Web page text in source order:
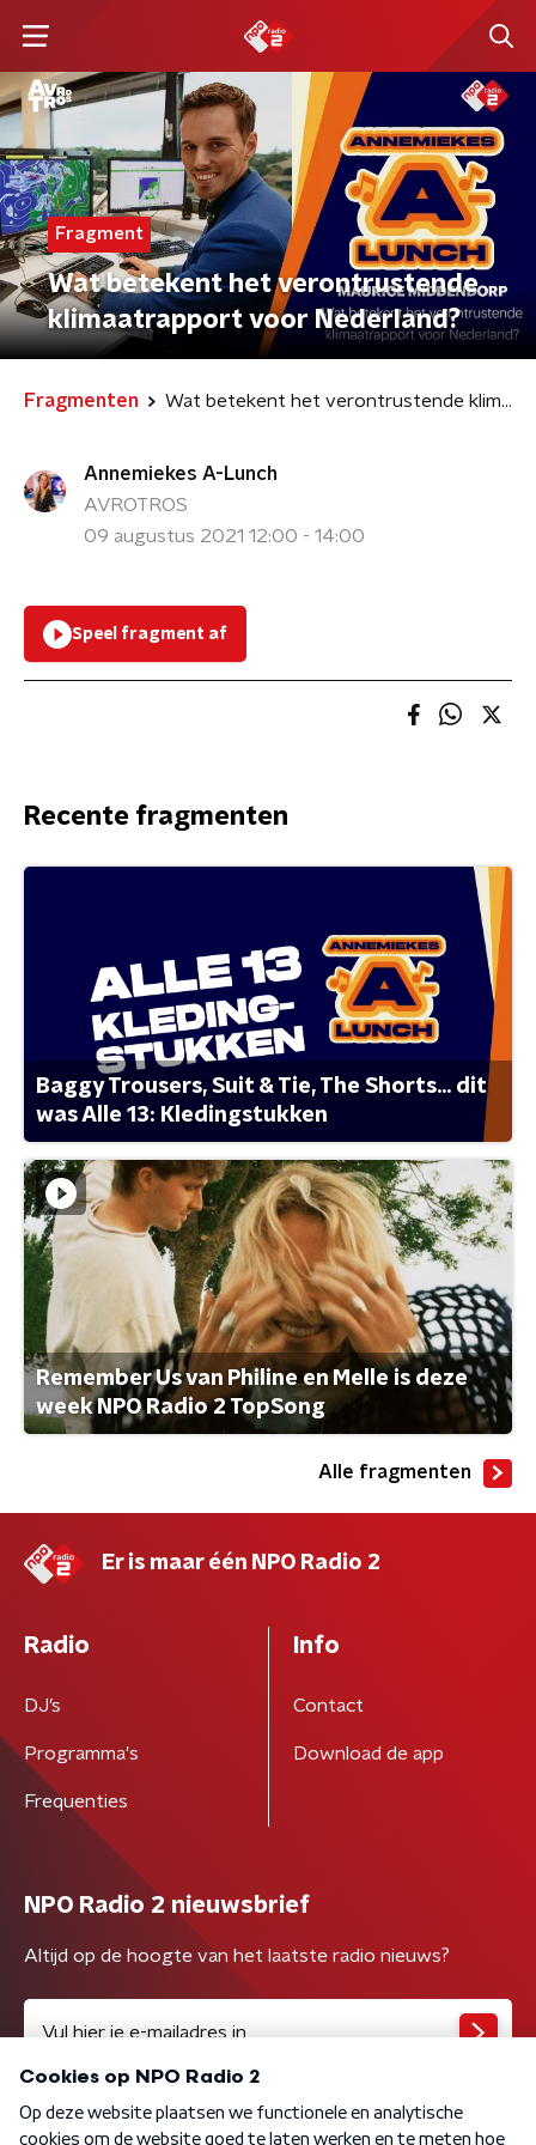
Fragment
Wat betekent het verontrustende
klimaatrapport voor Nederland?
Fragmenten Wat betekent het verontrustende klimaatrapport voor Nederland?
Annemiekes A-Lunch
AVROTROS
09 augustus 2021 12:00 - 14:00
Speel fragment af
Recente fragmenten
Baggy Trousers, Suit & Tie, The Shorts... dit
was Alle 13: Kledingstukken
Remember Us van Philine en Melle is deze
week NPO Radio 2 TopSong
Alle fragmenten
Er is maar één NPO Radio 2
Radio
DJ’s
Programma's
Frequenties
Info
Contact
Download de app
NPO Radio 2 nieuwsbrief
Altijd op de hoogte van het laatste radio nieuws?